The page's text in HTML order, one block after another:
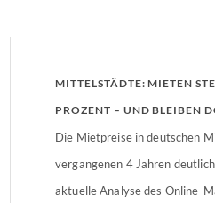
MITTELSTÄDTE: MIETEN
PROZENT – UND BLEIBEN
ALTERNATIVE ZU
Die Mietpreise in deutschen
vergangenen 4 Jahren
aktuelle Analyse des Online-